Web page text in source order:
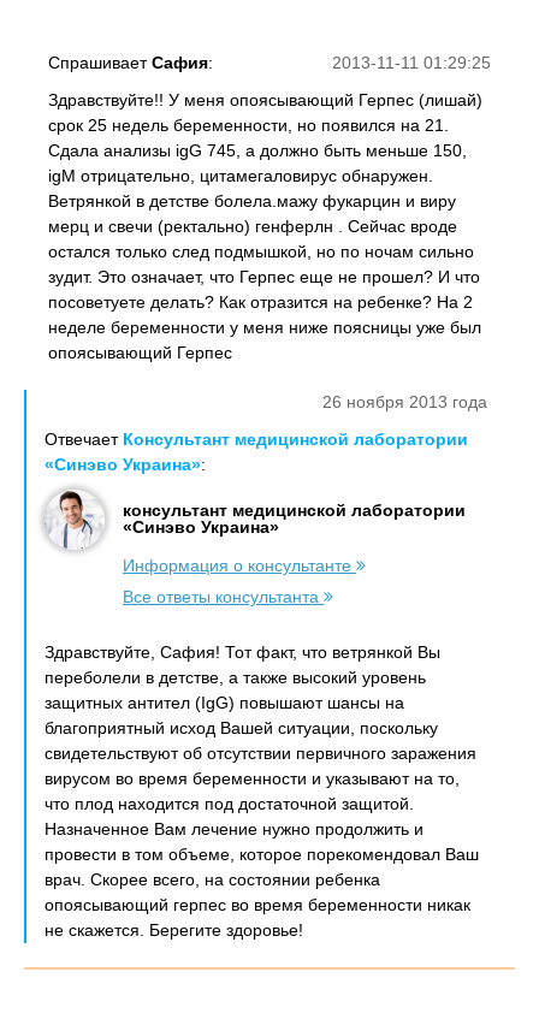
2013-11-11 01:29:25
СпрашиваетСафия:
Здравствуйте!! У меня опоясывающий Герпес (лишай)
срок 25 недель беременности, но появился на 21.
Сдала анализы igG 745, а должно быть меньше 150,
igM отрицательно, цитамегаловирус обнаружен.
Ветрянкой в детстве болела.мажу фукарцин и виру
мерц и свечи (ректально) генферлн . Сейчас вроде
остался только след подмышкой, но по ночам сильно
зудит. Это означает, что Герпес еще не прошел? И что
посоветуете делать? Как отразится на ребенке? На 2
неделе беременности у меня ниже поясницы уже был
опоясывающий Герпес
26 ноября 2013 года
Отвечает Консультант медицинской лаборатории
«Синэво Украина»:
консультант медицинской лаборатории
«Синэво Украина»
Информация о консультанте
Все ответы консультанта
Здравствуйте, Сафия! Тот факт, что ветрянкой Вы
переболели в детстве, а также высокий уровень
защитных антител (IgG) повышают шансы на
благоприятный исход Вашей ситуации, поскольку
свидетельствуют об отсутствии первичного заражения
вирусом во время беременности и указывают на то,
что плод находится под достаточной защитой.
Назначенное Вам лечение нужно продолжить и
провести в том объеме, которое порекомендовал Ваш
врач. Скорее всего, на состоянии ребенка
опоясывающий герпес во время беременности никак
не скажется. Берегите здоровье!